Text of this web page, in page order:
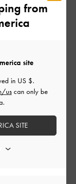
す
from
site
in US $.
uscan only be
SITE